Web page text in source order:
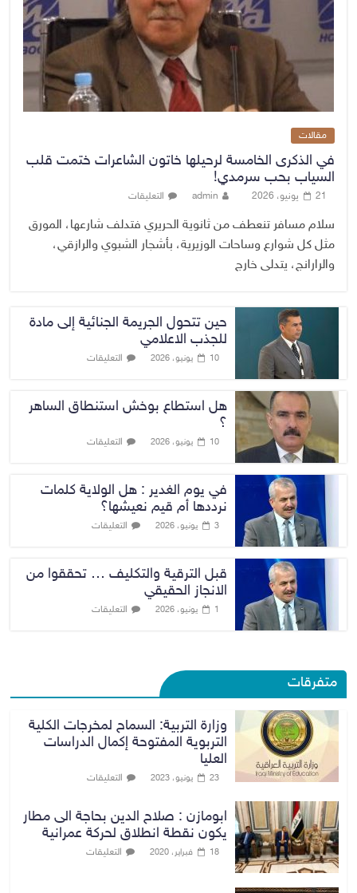
مقالات
في الذكرى الخامسة لرحيلها خاتون الشاعرات ختمت قلب
السياب بحب سرمدي!
21 يونيو، 2026 admin التعليقات
سلام مسافر تنعطف من ثانوية الحريري فتدلف شارعها، المورق
مثل كل شوارع وساحات الوزيرية، بأشجار الشبوي والرازقي،
والرارانج، يتدلى خارج
حين تتحول الجريمة الجنائية إلى مادة
للجذب الاعلامي
10 يونيو، 2026 التعليقات
هل استطاع بوخش استنطاق الساهر
؟
10 يونيو، 2026 التعليقات
في يوم الغدير : هل الولاية كلمات
نرددها أم قيم نعيشها؟
3 يونيو، 2026 التعليقات
قبل الترقية والتكليف … تحققوا من
الانجاز الحقيقي
1 يونيو، 2026 التعليقات
متفرقات
وزارة التربية: السماح لمخرجات الكلية
التربوية المفتوحة إكمال الدراسات
العليا
23 يونيو، 2023 التعليقات
ابومازن : صلاح الدين بحاجة الى مطار
يكون نقطة انطلاق لحركة عمرانية
18 فبراير، 2020 التعليقات